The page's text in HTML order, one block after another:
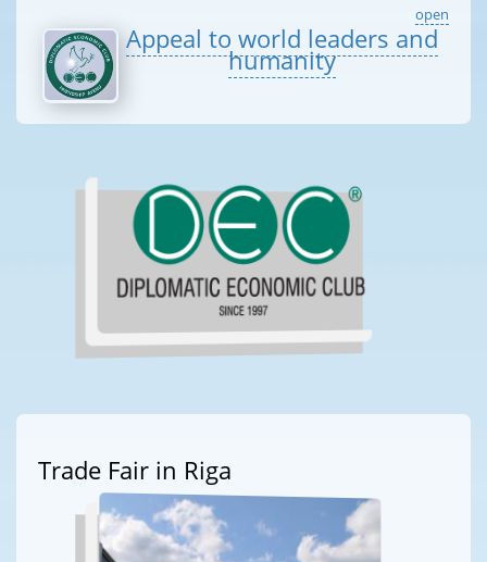
open
Appeal to world leaders and
humanity
Trade Fair in Riga